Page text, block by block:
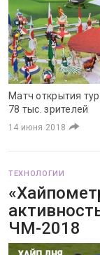
Матч открытия
78 тыс. зрителей
14 июня 2018
ТЕХНОЛОГИИ
ЧМ-2018